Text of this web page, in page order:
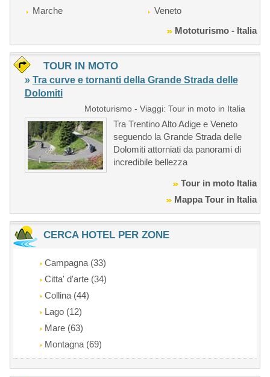
Marche
Veneto
Mototurismo - Italia
TOUR IN MOTO
» Tra curve e tornanti della Grande Strada delle
Dolomiti
Mototurismo - Viaggi: Tour in moto in Italia
Tra Trentino Alto Adige e Veneto
seguendo la Grande Strada delle
Dolomiti attorniati da panorami di
incredibile bellezza
Tour in moto Italia
Mappa Tour in Italia
CERCA HOTEL PER ZONE
Campagna (33)
Citta' d'arte (34)
Collina (44)
Lago (12)
Mare (63)
Montagna (69)